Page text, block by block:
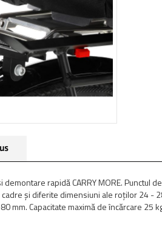
rapidă CARRY MORE.
și diferite dimensiuni ale roților 24 -
mm. Capacitate maximă de încărcare 25